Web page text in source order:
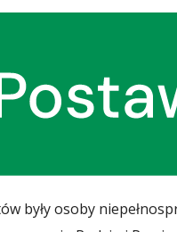
były osoby